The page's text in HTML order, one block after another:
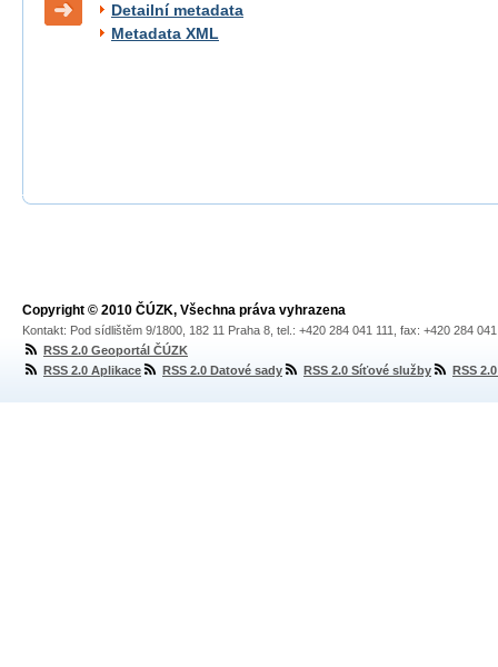
Detailní metadata
Metadata XML
Copyright © 2010 ČÚZK, Všechna práva vyhrazena
Kontakt: Pod sídlištěm 9/1800, 182 11 Praha 8, tel.: +420 284 041 111, fax: +420 284
RSS 2.0 Geoportál ČÚZK
RSS 2.0 Aplikace
RSS 2.0 Datové sady RSS 2.0 Síťové služby RSS